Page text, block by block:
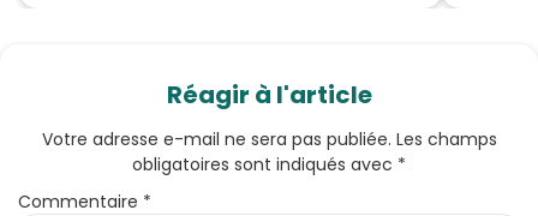
Réagir à l'article
Votre adresse e-mail ne sera pas publiée. Les champs
obligatoires sont indiqués avec *
Commentaire *